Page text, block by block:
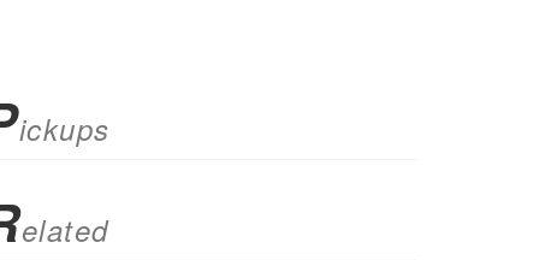
ickups
elated